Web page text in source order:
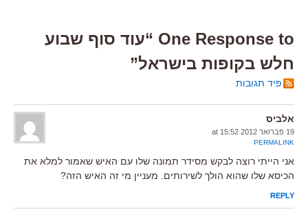
One Response to “עוד סוף שבוע
חלש בקופות בישראל”
פיד תגובות
אלביס
19 פברואר 2012 at 15:52
PERMALINK
אני הייתי רוצה לבקש מסידר תמונה שלו עם האיש שאמור למלא את
הכיסא שלו שהוא הולך לשירותים. מעניין מי זה האיש הזה?
REPLY